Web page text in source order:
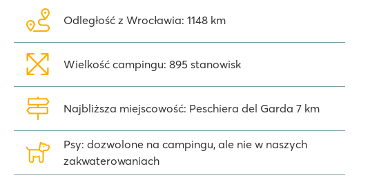
Odległość z Wrocławia: 1148 km
Wielkość campingu: 895 stanowisk
Najbliższa miejscowość: Peschiera del Garda 7 km
Psy: dozwolone na campingu, ale nie w naszych
zakwaterowaniach